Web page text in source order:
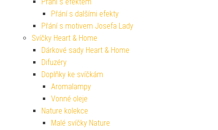
Přání s dalšími efekty
Přání s motivem Josefa Lady
Svíčky Heart & Home
Dárkové sady Heart & Home
Difuzéry
Doplňky ke svíčkám
Aromalampy
Vonné oleje
Nature kolekce
Malé svíčky Nature